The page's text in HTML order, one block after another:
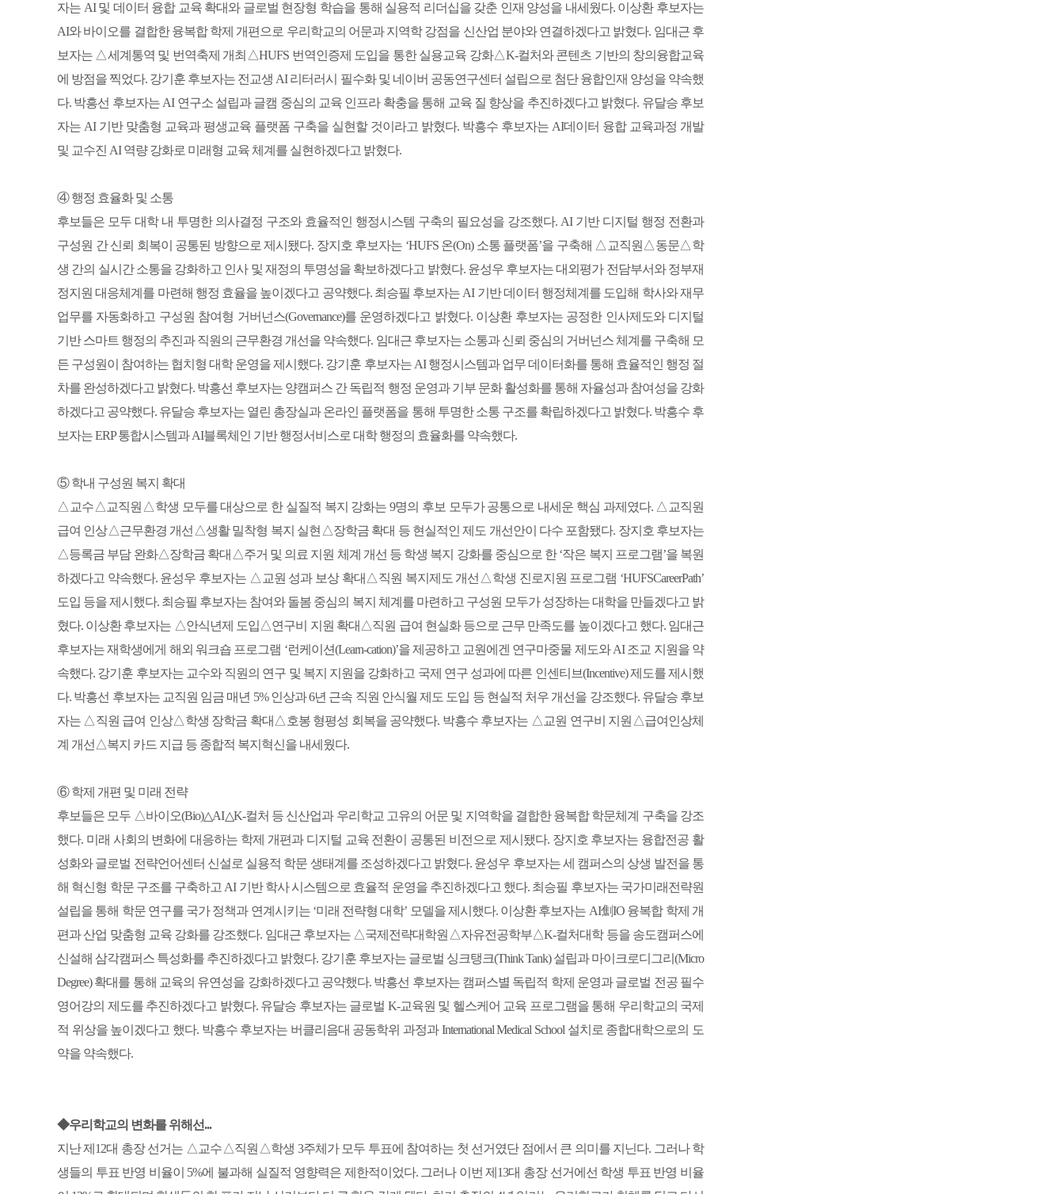
자는 AI 및 데이터 융합 교육 확대와 글로벌 현장형 학습을 통해 실용적 리더십을 갖춘 인재 양성을 내세웠다. 이상환 후보자는
AI와 바이오를 결합한 융복합 학제 개편으로 우리학교의 어문과 지역학 강점을 신산업 분야와 연결하겠다고 밝혔다. 임대근 후
보자는 △세계통역 및 번역축제 개최△HUFS 번역인증제 도입을 통한 실용교육 강화△K-컬처와 콘텐츠 기반의 창의융합교육
에 방점을 찍었다. 강기훈 후보자는 전교생 AI 리터러시 필수화 및 네이버 공동연구센터 설립으로 첨단 융합인재 양성을 약속했
다. 박흥선 후보자는 AI 연구소 설립과 글캠 중심의 교육 인프라 확충을 통해 교육 질 향상을 추진하겠다고 밝혔다. 유달승 후보
자는 AI 기반 맞춤형 교육과 평생교육 플랫폼 구축을 실현할 것이라고 밝혔다. 박흥수 후보자는 AI데이터 융합 교육과정 개발
및 교수진 AI 역량 강화로 미래형 교육 체계를 실현하겠다고 밝혔다.
④ 행정 효율화 및 소통
후보들은 모두 대학 내 투명한 의사결정 구조와 효율적인 행정시스템 구축의 필요성을 강조했다. AI 기반 디지털 행정 전환과
구성원 간 신뢰 회복이 공통된 방향으로 제시됐다. 장지호 후보자는 ‘HUFS 온(On) 소통 플랫폼’을 구축해 △교직원△동문△학
생 간의 실시간 소통을 강화하고 인사 및 재정의 투명성을 확보하겠다고 밝혔다. 윤성우 후보자는 대외평가 전담부서와 정부재
정지원 대응체계를 마련해 행정 효율을 높이겠다고 공약했다. 최승필 후보자는 AI 기반 데이터 행정체계를 도입해 학사와 재무
업무를 자동화하고 구성원 참여형 거버넌스(Governance)를 운영하겠다고 밝혔다. 이상환 후보자는 공정한 인사제도와 디지털
기반 스마트 행정의 추진과 직원의 근무환경 개선을 약속했다. 임대근 후보자는 소통과 신뢰 중심의 거버넌스 체계를 구축해 모
든 구성원이 참여하는 협치형 대학 운영을 제시했다. 강기훈 후보자는 AI 행정시스템과 업무 데이터화를 통해 효율적인 행정 절
차를 완성하겠다고 밝혔다. 박흥선 후보자는 양캠퍼스 간 독립적 행정 운영과 기부 문화 활성화를 통해 자율성과 참여성을 강화
하겠다고 공약했다. 유달승 후보자는 열린 총장실과 온라인 플랫폼을 통해 투명한 소통 구조를 확립하겠다고 밝혔다. 박흥수 후
보자는 ERP 통합시스템과 AI블록체인 기반 행정서비스로 대학 행정의 효율화를 약속했다.
⑤ 학내 구성원 복지 확대
△교수△교직원△학생 모두를 대상으로 한 실질적 복지 강화는 9명의 후보 모두가 공통으로 내세운 핵심 과제였다. △교직원
급여 인상△근무환경 개선△생활 밀착형 복지 실현△장학금 확대 등 현실적인 제도 개선안이 다수 포함됐다. 장지호 후보자는
△등록금 부담 완화△장학금 확대△주거 및 의료 지원 체계 개선 등 학생 복지 강화를 중심으로 한 ‘작은 복지 프로그램’을 복원
하겠다고 약속했다. 윤성우 후보자는 △교원 성과 보상 확대△직원 복지제도 개선△학생 진로지원 프로그램 ‘HUFSCareerPath’
도입 등을 제시했다. 최승필 후보자는 참여와 돌봄 중심의 복지 체계를 마련하고 구성원 모두가 성장하는 대학을 만들겠다고 밝
혔다. 이상환 후보자는 △안식년제 도입△연구비 지원 확대△직원 급여 현실화 등으로 근무 만족도를 높이겠다고 했다. 임대근
후보자는 재학생에게 해외 워크숍 프로그램 ‘런케이션(Learn-cation)’을 제공하고 교원에겐 연구마중물 제도와 AI 조교 지원을 약
속했다. 강기훈 후보자는 교수와 직원의 연구 및 복지 지원을 강화하고 국제 연구 성과에 따른 인센티브(Incentive) 제도를 제시했
다. 박흥선 후보자는 교직원 임금 매년 5% 인상과 6년 근속 직원 안식월 제도 도입 등 현실적 처우 개선을 강조했다. 유달승 후보
자는 △직원 급여 인상△학생 장학금 확대△호봉 형평성 회복을 공약했다. 박흥수 후보자는 △교원 연구비 지원△급여인상체
계 개선△복지 카드 지급 등 종합적 복지혁신을 내세웠다.
⑥ 학제 개편 및 미래 전략
후보들은 모두 △바이오(Bio)△AI△K-컬처 등 신산업과 우리학교 고유의 어문 및 지역학을 결합한 융복합 학문체계 구축을 강조
했다. 미래 사회의 변화에 대응하는 학제 개편과 디지털 교육 전환이 공통된 비전으로 제시됐다. 장지호 후보자는 융합전공 활
성화와 글로벌 전략언어센터 신설로 실용적 학문 생태계를 조성하겠다고 밝혔다. 윤성우 후보자는 세 캠퍼스의 상생 발전을 통
해 혁신형 학문 구조를 구축하고 AI 기반 학사 시스템으로 효율적 운영을 추진하겠다고 했다. 최승필 후보자는 국가미래전략원
설립을 통해 학문 연구를 국가 정책과 연계시키는 ‘미래 전략형 대학’ 모델을 제시했다. 이상환 후보자는 AI劁IO 융복합 학제 개
편과 산업 맞춤형 교육 강화를 강조했다. 임대근 후보자는 △국제전략대학원△자유전공학부△K-컬처대학 등을 송도캠퍼스에
신설해 삼각캠퍼스 특성화를 추진하겠다고 밝혔다. 강기훈 후보자는 글로벌 싱크탱크(Think Tank) 설립과 마이크로디그리(Micro
Degree) 확대를 통해 교육의 유연성을 강화하겠다고 공약했다. 박흥선 후보자는 캠퍼스별 독립적 학제 운영과 글로벌 전공 필수
영어강의 제도를 추진하겠다고 밝혔다. 유달승 후보자는 글로벌 K-교육원 및 헬스케어 교육 프로그램을 통해 우리학교의 국제
적 위상을 높이겠다고 했다. 박흥수 후보자는 버클리음대 공동학위 과정과 International Medical School 설치로 종합대학으로의 도
약을 약속했다.
◆우리학교의 변화를 위해선...
지난 제12대 총장 선거는 △교수△직원△학생 3주체가 모두 투표에 참여하는 첫 선거였단 점에서 큰 의미를 지닌다. 그러나 학
생들의 투표 반영 비율이 5%에 불과해 실질적 영향력은 제한적이었다. 그러나 이번 제13대 총장 선거에선 학생 투표 반영 비율